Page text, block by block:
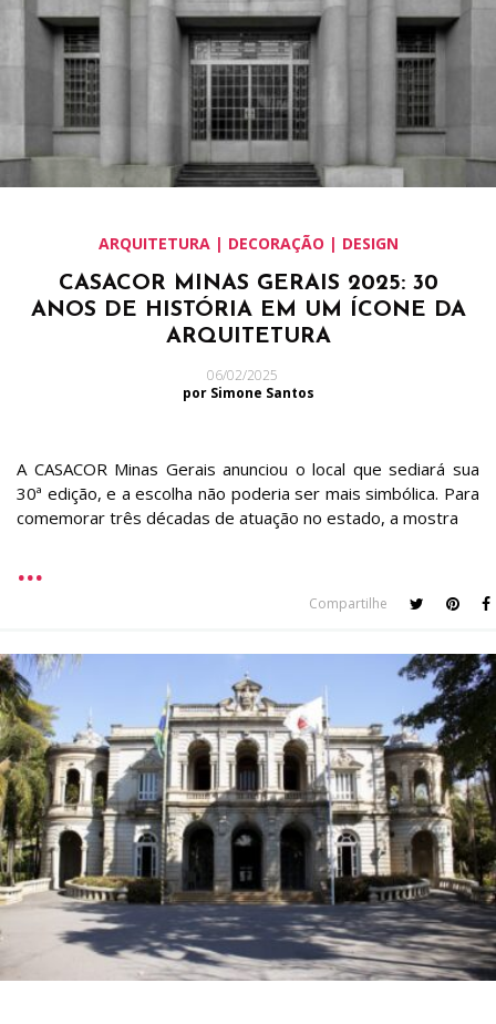
ARQUITETURA | DECORAÇÃO | DESIGN
CASACOR MINAS GERAIS 2025: 30
ANOS DE HISTÓRIA EM UM ÍCONE DA
ARQUITETURA
06/02/2025
por Simone Santos
A CASACOR Minas Gerais anunciou o local que sediará sua
30ª edição, e a escolha não poderia ser mais simbólica. Para
comemorar três décadas de atuação no estado, a mostra
Compartilhe